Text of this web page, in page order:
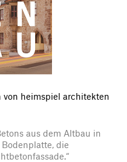
von heimspiel architekten
aus dem Altbau in
die